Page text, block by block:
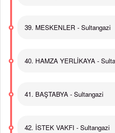
39. MESKENLER - Sultangazi
40. HAMZA YERLİKAYA -
41. BAŞTABYA - Sultangazi
42. İSTEK VAKFI - Sultangazi